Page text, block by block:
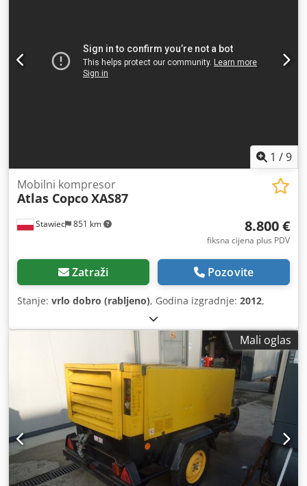
1 /9
Stawiec 851 km
Mobilni kompresor
Atlas CopcoXAS87
8.800 €
fiksna cijena plus PDV
Zatraži Pozovite
Stanje: vrlo dobro (rabljeno), Godina izgradnje: 2012,
Mali oglas